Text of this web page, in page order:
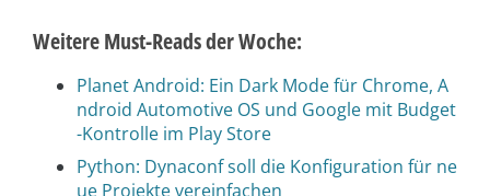
Weitere Must-Reads der Woche:
Planet Android: Ein Dark Mode für Chrome, A
ndroid Automotive OS und Google mit Budget
-Kontrolle im Play Store
Python: Dynaconf soll die Konfiguration für ne
ue Projekte vereinfachen